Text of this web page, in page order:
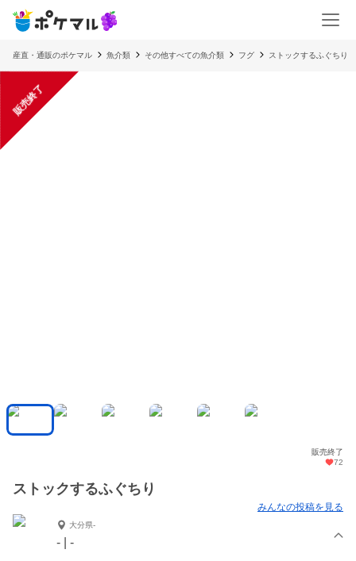
産直・通販のポケマル 魚介類 その他すべての魚介類 フグ ストックするふぐちり
販売終了
販売終了
72
ストックするふぐちり
みんなの投稿を見る
大分県-
- | -